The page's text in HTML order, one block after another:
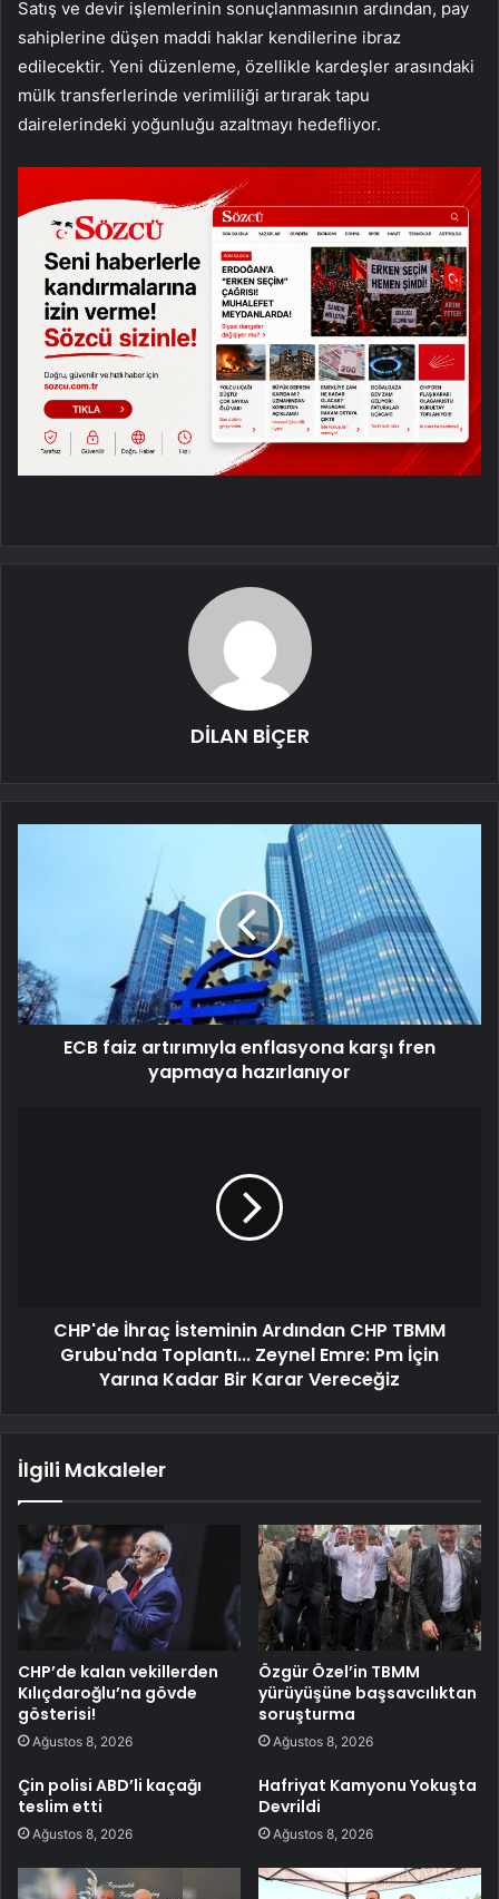
Satış ve devir işlemlerinin sonuçlanmasının ardından, pay
sahiplerine düşen maddi haklar kendilerine ibraz
edilecektir. Yeni düzenleme, özellikle kardeşler arasındaki
mülk transferlerinde verimliliği artırarak tapu
dairelerindeki yoğunluğu azaltmayı hedefliyor.
DİLAN BİÇER
ECB faiz artırımıyla enflasyona karşı fren
yapmaya hazırlanıyor
CHP'de İhraç İsteminin Ardından CHP TBMM
Grubu'nda Toplantı... Zeynel Emre: Pm İçin
Yarına Kadar Bir Karar Vereceğiz
İlgili Makaleler
CHP’de kalan vekillerden
Kılıçdaroğlu’na gövde
gösterisi!
Ağustos 8, 2026
Özgür Özel’in TBMM
yürüyüşüne başsavcılıktan
soruşturma
Ağustos 8, 2026
Çin polisi ABD’li kaçağı
teslim etti
Ağustos 8, 2026
Hafriyat Kamyonu Yokuşta
Devrildi
Ağustos 8, 2026